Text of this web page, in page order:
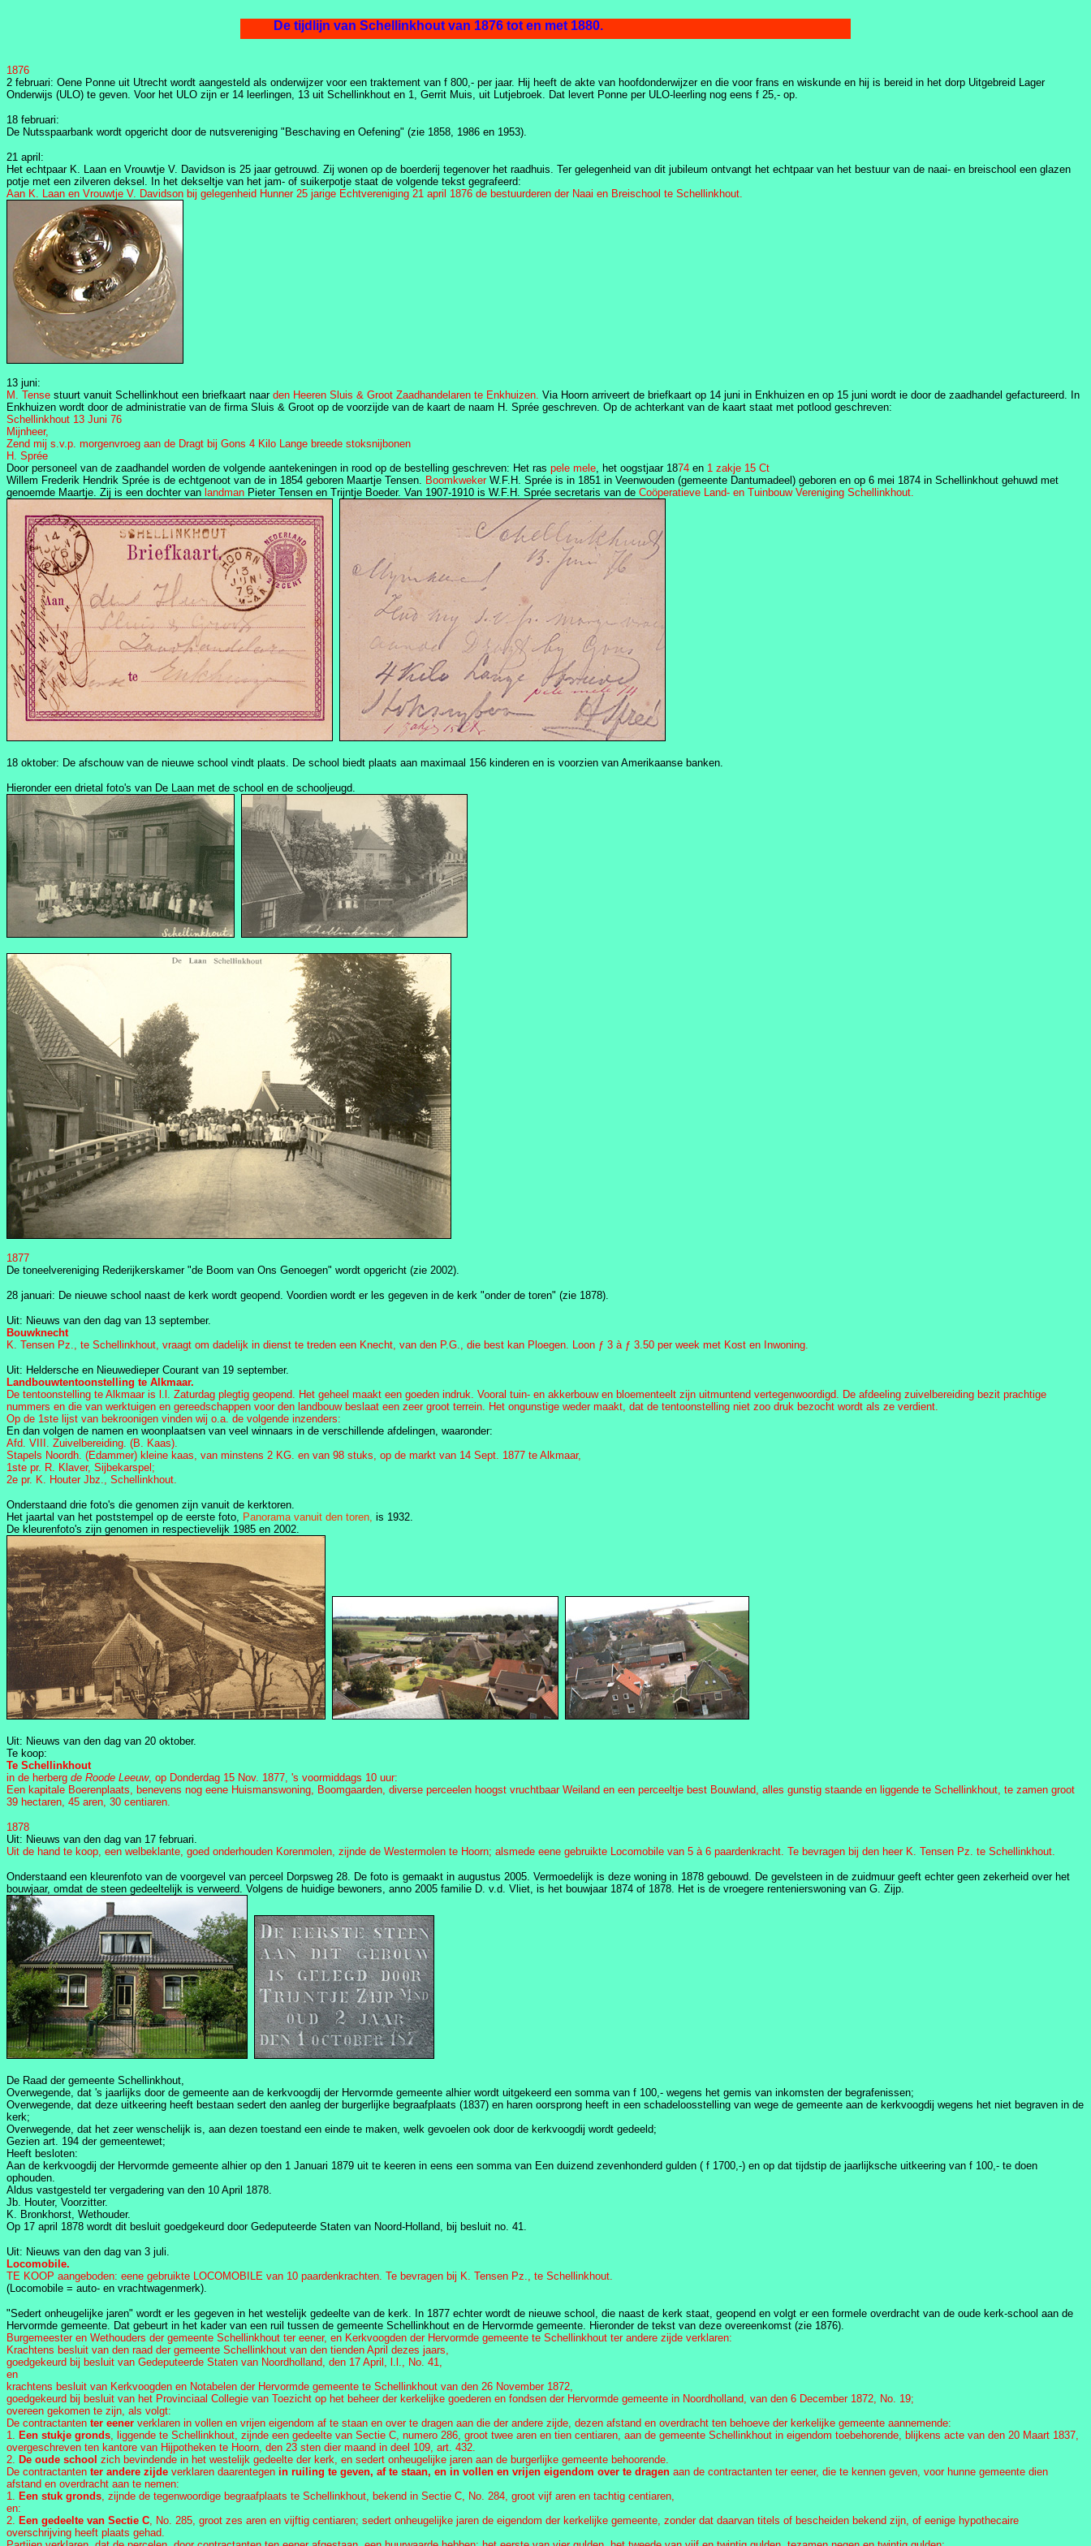
De tijdlijn van Schellinkhout van 1876 tot en met 1880.
1876
2 februari: Oene Ponne uit Utrecht wordt aangesteld als onderwijzer voor een traktement van f 800,- per jaar. Hij heeft de akte van hoofdonderwijzer en die voor frans en wiskunde en hij is bereid in het dorp Uitgebreid Lager
Onderwijs (ULO) te geven. Voor het ULO zijn er 14 leerlingen, 13 uit Schellinkhout en 1, Gerrit Muis, uit Lutjebroek. Dat levert Ponne per ULO-leerling nog eens f 25,- op.
18 februari:
De Nutsspaarbank wordt opgericht door de nutsvereniging "Beschaving en Oefening" (zie 1858, 1986 en 1953).
21 april:
Het echtpaar K. Laan en Vrouwtje V. Davidson is 25 jaar getrouwd. Zij wonen op de boerderij tegenover het raadhuis. Ter gelegenheid van dit jubileum ontvangt het echtpaar van het bestuur van de naai- en breischool een glazen
potje met een zilveren deksel. In het dekseltje van het jam- of suikerpotje staat de volgende tekst gegrafeerd:
Aan K. Laan en Vrouwtje V. Davidson bij gelegenheid Hunner 25 jarige Echtvereniging 21 april 1876 de bestuurderen der Naai en Breischool te Schellinkhout.
13 juni:
M. Tense stuurt vanuit Schellinkhout een briefkaart naar den Heeren Sluis & Groot Zaadhandelaren te Enkhuizen. Via Hoorn arriveert de briefkaart op 14 juni in Enkhuizen en op 15 juni wordt ie door de zaadhandel gefactureerd. In
Enkhuizen wordt door de administratie van de firma Sluis & Groot op de voorzijde van de kaart de naam H. Sprée geschreven. Op de achterkant van de kaart staat met potlood geschreven:
Schellinkhout 13 Juni 76
Mijnheer,
Zend mij s.v.p. morgenvroeg aan de Dragt bij Gons 4 Kilo Lange breede stoksnijbonen
H. Sprée
Door personeel van de zaadhandel worden de volgende aantekeningen in rood op de bestelling geschreven: Het ras pele mele, het oogstjaar 1874 en 1 zakje 15 Ct
Willem Frederik Hendrik Sprée is de echtgenoot van de in 1854 geboren Maartje Tensen. BoomkwekerW.F.H. Sprée is in 1851 in Veenwouden (gemeente Dantumadeel) geboren en op 6 mei 1874 in Schellinkhout gehuwd met
genoemde Maartje. Zij is een dochter van landman Pieter Tensen en Trijntje Boeder. Van 1907-1910 is W.F.H. Sprée secretaris van de Coöperatieve Land- en Tuinbouw Vereniging Schellinkhout.
18 oktober: De afschouw van de nieuwe school vindt plaats. De school biedt plaats aan maximaal 156 kinderen en is voorzien van Amerikaanse banken.
Hieronder een drietal foto's van De Laan met de school en de schooljeugd.
1877
De toneelvereniging Rederijkerskamer "de Boom van Ons Genoegen" wordt opgericht (zie 2002).
28 januari: De nieuwe school naast de kerk wordt geopend. Voordien wordt er les gegeven in de kerk "onder de toren" (zie 1878).
Uit: Nieuws van den dag van 13 september.
Bouwknecht
K. Tensen Pz., te Schellinkhout, vraagt om dadelijk in dienst te treden een Knecht, van den P.G., die best kan Ploegen. Loon ƒ 3 à ƒ 3.50 per week met Kost en Inwoning.
Uit: Heldersche en Nieuwedieper Courant van 19 september.
Landbouwtentoonstelling te Alkmaar.
De tentoonstelling te Alkmaar is l.l. Zaturdag plegtig geopend. Het geheel maakt een goeden indruk. Vooral tuin- en akkerbouw en bloementeelt zijn uitmuntend vertegenwoordigd. De afdeeling zuivelbereiding bezit prachtige
nummers en die van werktuigen en gereedschappen voor den landbouw beslaat een zeer groot terrein. Het ongunstige weder maakt, dat de tentoonstelling niet zoo druk bezocht wordt als ze verdient.
Op de 1ste lijst van bekroonigen vinden wij o.a. de volgende inzenders:
En dan volgen de namen en woonplaatsen van veel winnaars in de verschillende afdelingen, waaronder:
Afd. VIII. Zuivelbereiding. (B. Kaas).
Stapels Noordh. (Edammer) kleine kaas, van minstens 2 KG. en van 98 stuks, op de markt van 14 Sept. 1877 te Alkmaar,
1ste pr. R. Klaver, Sijbekarspel;
2e pr. K. Houter Jbz., Schellinkhout.
Onderstaand drie foto's die genomen zijn vanuit de kerktoren.
Het jaartal van het poststempel op de eerste foto, Panorama vanuit den toren, is 1932.
De kleurenfoto's zijn genomen in respectievelijk 1985 en 2002.
Uit: Nieuws van den dag van 20 oktober.
Te koop:
Te Schellinkhout
in de herberg de Roode Leeuw, op Donderdag 15 Nov. 1877, 's voormiddags 10 uur:
Een kapitale Boerenplaats, benevens nog eene Huismanswoning, Boomgaarden, diverse perceelen hoogst vruchtbaar Weiland en een perceeltje best Bouwland, alles gunstig staande en liggende te Schellinkhout, te zamen groot
39 hectaren, 45 aren, 30 centiaren.
1878
Uit: Nieuws van den dag van 17 februari.
Uit de hand te koop, een welbeklante, goed onderhouden Korenmolen, zijnde de Westermolen te Hoorn; alsmede eene gebruikte Locomobile van 5 à 6 paardenkracht. Te bevragen bij den heer K. Tensen Pz. te Schellinkhout.
Onderstaand een kleurenfoto van de voorgevel van perceel Dorpsweg 28. De foto is gemaakt in augustus 2005. Vermoedelijk is deze woning in 1878 gebouwd. De gevelsteen in de zuidmuur geeft echter geen zekerheid over het
bouwjaar, omdat de steen gedeeltelijk is verweerd. Volgens de huidige bewoners, anno 2005 familie D. v.d. Vliet, is het bouwjaar 1874 of 1878. Het is de vroegere rentenierswoning van G. Zijp.
De Raad der gemeente Schellinkhout,
Overwegende, dat 's jaarlijks door de gemeente aan de kerkvoogdij der Hervormde gemeente alhier wordt uitgekeerd een somma van f 100,- wegens het gemis van inkomsten der begrafenissen;
Overwegende, dat deze uitkeering heeft bestaan sedert den aanleg der burgerlijke begraafplaats (1837) en haren oorsprong heeft in een schadeloosstelling van wege de gemeente aan de kerkvoogdij wegens het niet begraven in de
kerk;
Overwegende, dat het zeer wenschelijk is, aan dezen toestand een einde te maken, welk gevoelen ook door de kerkvoogdij wordt gedeeld;
Gezien art. 194 der gemeentewet;
Heeft besloten:
Aan de kerkvoogdij der Hervormde gemeente alhier op den 1 Januari 1879 uit te keeren in eens een somma van Een duizend zevenhonderd gulden ( f 1700,-) en op dat tijdstip de jaarlijksche uitkeering van f 100,- te doen
ophouden.
Aldus vastgesteld ter vergadering van den 10 April 1878.
Jb. Houter, Voorzitter.
K. Bronkhorst, Wethouder.
Op 17 april 1878 wordt dit besluit goedgekeurd door Gedeputeerde Staten van Noord-Holland, bij besluit no. 41.
Uit: Nieuws van den dag van 3 juli.
Locomobile.
TE KOOP aangeboden: eene gebruikte LOCOMOBILE van 10 paardenkrachten. Te bevragen bij K. Tensen Pz., te Schellinkhout.
(Locomobile = auto- en vrachtwagenmerk).
"Sedert onheugelijke jaren" wordt er les gegeven in het westelijk gedeelte van de kerk. In 1877 echter wordt de nieuwe school, die naast de kerk staat, geopend en volgt er een formele overdracht van de oude kerk-school aan de
Hervormde gemeente. Dat gebeurt in het kader van een ruil tussen de gemeente Schellinkhout en de Hervormde gemeente. Hieronder de tekst van deze overeenkomst (zie 1876).
Burgemeester en Wethouders der gemeente Schellinkhout ter eener, en Kerkvoogden der Hervormde gemeente te Schellinkhout ter andere zijde verklaren:
Krachtens besluit van den raad der gemeente Schellinkhout van den tienden April dezes jaars,
goedgekeurd bij besluit van Gedeputeerde Staten van Noordholland, den 17 April, l.l., No. 41,
en
krachtens besluit van Kerkvoogden en Notabelen der Hervormde gemeente te Schellinkhout van den 26 November 1872,
goedgekeurd bij besluit van het Provinciaal Collegie van Toezicht op het beheer der kerkelijke goederen en fondsen der Hervormde gemeente in Noordholland, van den 6 December 1872, No. 19;
overeen gekomen te zijn, als volgt:
De contractanten ter eener verklaren in vollen en vrijen eigendom af te staan en over te dragen aan die der andere zijde, dezen afstand en overdracht ten behoeve der kerkelijke gemeente aannemende:
1. Een stukje gronds, liggende te Schellinkhout, zijnde een gedeelte van Sectie C, numero 286, groot twee aren en tien centiaren, aan de gemeente Schellinkhout in eigendom toebehorende, blijkens acte van den 20 Maart 1837,
overgeschreven ten kantore van Hijpotheken te Hoorn, den 23 sten dier maand in deel 109, art. 432.
2. De oude school zich bevindende in het westelijk gedeelte der kerk, en sedert onheugelijke jaren aan de burgerlijke gemeente behoorende.
De contractanten ter andere zijde verklaren daarentegen in ruiling te geven, af te staan, en in vollen en vrijen eigendom over te dragen aan de contractanten ter eener, die te kennen geven, voor hunne gemeente dien
afstand en overdracht aan te nemen:
1. Een stuk gronds, zijnde de tegenwoordige begraafplaats te Schellinkhout, bekend in Sectie C, No. 284, groot vijf aren en tachtig centiaren,
en:
2. Een gedeelte van Sectie C, No. 285, groot zes aren en vijftig centiaren; sedert onheugelijke jaren de eigendom der kerkelijke gemeente, zonder dat daarvan titels of bescheiden bekend zijn, of eenige hypothecaire
overschrijving heeft plaats gehad.